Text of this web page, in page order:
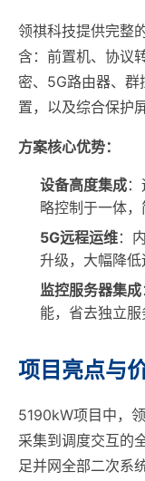
领祺科技提供完整
含：前置机、协议
密、5G路由器、
置，以及综合保护
方案核心优势：
设备高度集成
略控制于一体
5G远程运维：
升级，大幅降
监控服务器集成
能，省去独立
项目亮点与
5190kW项目中，
采集到调度交互的
足并网全部二次系